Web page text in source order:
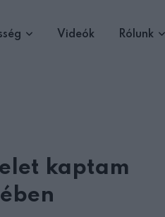
Videók Rólunk
kaptam